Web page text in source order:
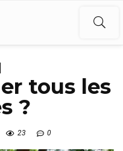
tous les
?
23 0